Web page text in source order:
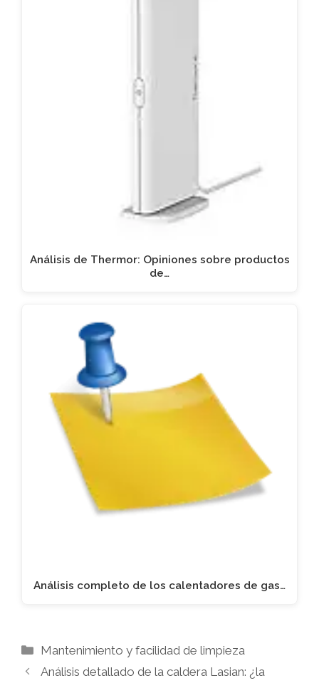
Análisis de Thermor: Opiniones sobre productos
de…
Análisis completo de los calentadores de gas…
Categorías
Mantenimiento y facilidad de limpieza
Análisis detallado de la caldera Lasian: ¿la